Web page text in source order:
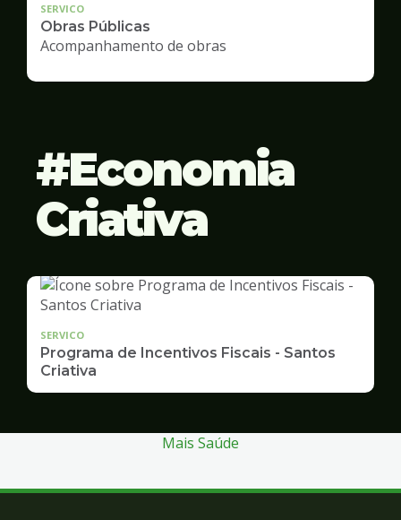
SERVICO
Obras Públicas
Acompanhamento de obras
Economia
Criativa
SERVICO
Programa de Incentivos Fiscais - Santos
Criativa
Mais Saúde